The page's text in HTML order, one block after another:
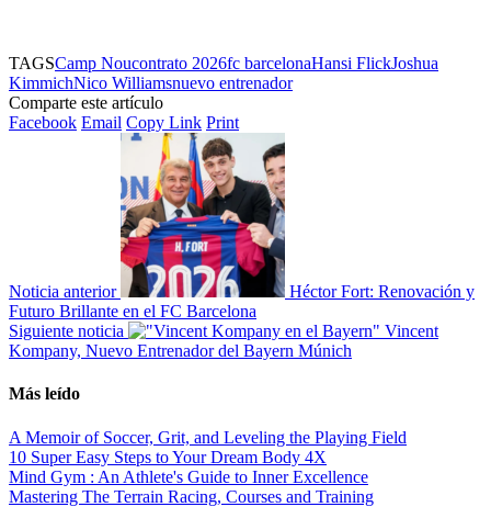
TAGSCamp Noucontrato 2026fc barcelonaHansi FlickJoshua
KimmichNico Williamsnuevo entrenador
Comparte este artículo
Facebook Email Copy Link Print
Noticia anterior
Héctor Fort: Renovación y
Futuro Brillante en el FC Barcelona
Siguiente noticia
Vincent
Kompany, Nuevo Entrenador del Bayern Múnich
Más leído
A Memoir of Soccer, Grit, and Leveling the Playing Field
10 Super Easy Steps to Your Dream Body 4X
Mind Gym : An Athlete's Guide to Inner Excellence
Mastering The Terrain Racing, Courses and Training